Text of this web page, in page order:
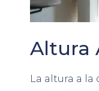
Altura
La altura a la